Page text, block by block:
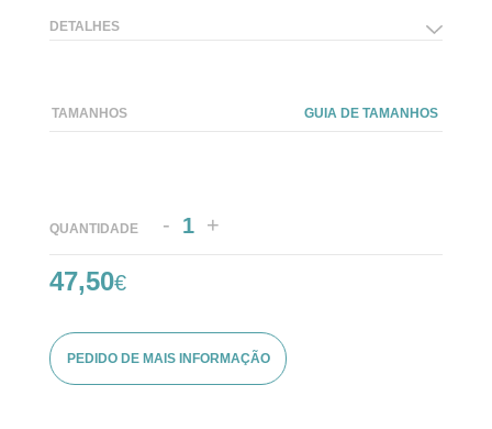
DETALHES
TAMANHOS GUIA DE TAMANHOS
QUANTIDADE - +
47,50€
PEDIDO DE MAIS INFORMAÇÃO